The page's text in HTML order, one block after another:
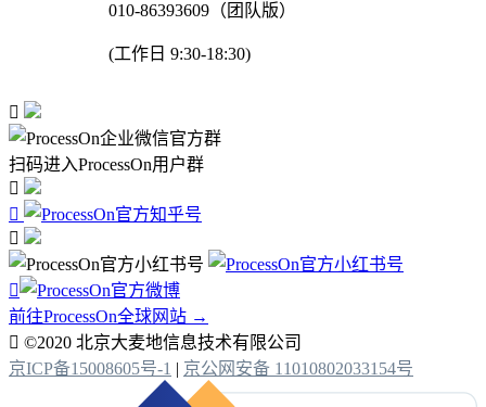
010-86393609（团队版）
(工作日 9:30-18:30)

扫码进入ProcessOn用户群




前往ProcessOn全球网站 →
 ©2020 北京大麦地信息技术有限公司
京ICP备15008605号-1 | 京公网安备 11010802033154号